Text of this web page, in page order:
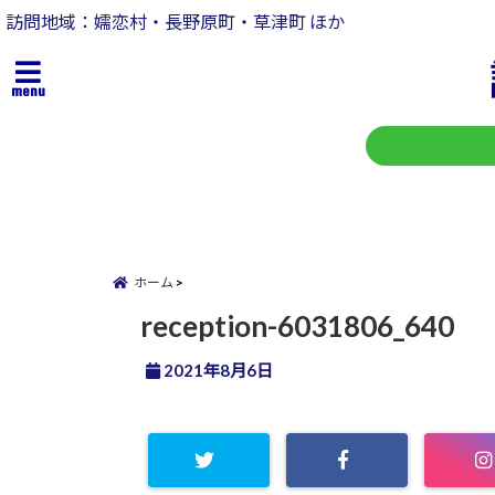
訪問地域：嬬恋村・長野原町・草津町 ほか
menu
ホーム
reception-6031806_640
2021年8月6日